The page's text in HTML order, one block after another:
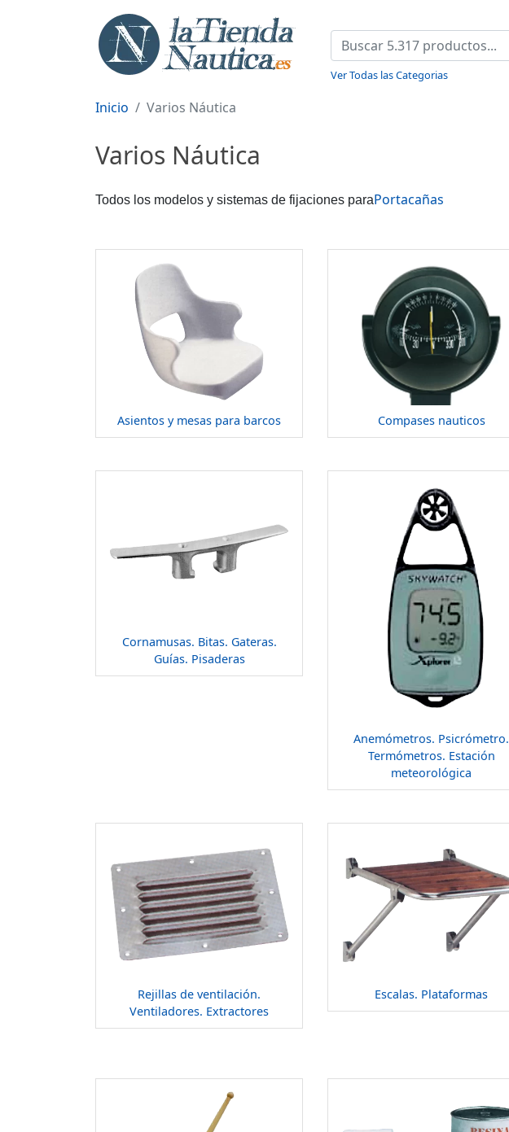
Ver Todas las Categorias
Inicio Varios Náutica
Varios Náutica
Todos los modelos y sistemas de fijaciones paraPortacañas
Asientos y mesas para barcos Compases nauticos
Cornamusas. Bitas. Gateras.
Guías. Pisaderas
Anemómetros. Psicrómetro.
Termómetros. Estación
meteorológica
Rejillas de ventilación.
Ventiladores. Extractores
Escalas. Plataformas